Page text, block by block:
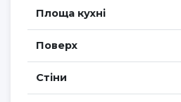
Площа кухні
Поверх
Стіни